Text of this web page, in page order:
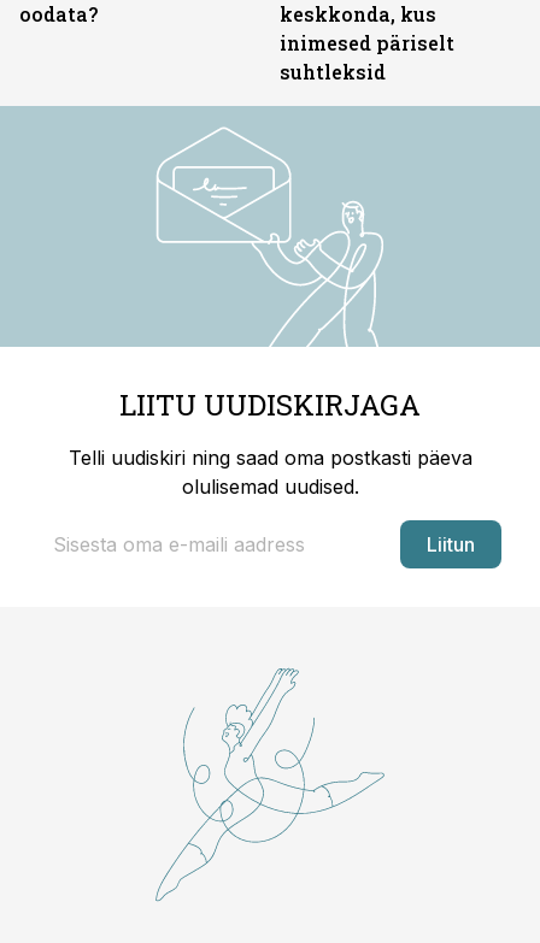
oodata?
keskkonda, kus
inimesed päriselt
suhtleksid
LIITU UUDISKIRJAGA
Telli uudiskiri ning saad oma postkasti päeva
olulisemad uudised.
Liitun